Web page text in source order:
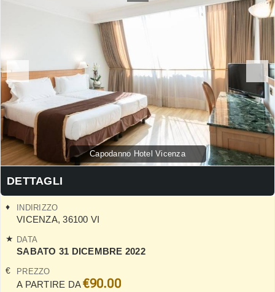
Capodanno Hotel Vicenza
DETTAGLI
INDIRIZZO
VICENZA,36100 VI
DATA
SABATO 31 DICEMBRE 2022
PREZZO
A PARTIRE DA €90.00